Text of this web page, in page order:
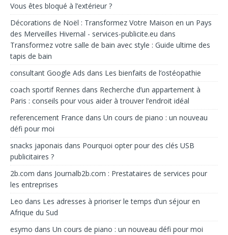
Vous êtes bloqué à l’extérieur ?
Décorations de Noël : Transformez Votre Maison en un Pays
des Merveilles Hivernal - services-publicite.eu dans
Transformez votre salle de bain avec style : Guide ultime des
tapis de bain
consultant Google Ads dans Les bienfaits de l’ostéopathie
coach sportif Rennes dans Recherche d’un appartement à
Paris : conseils pour vous aider à trouver l’endroit idéal
referencement France dans Un cours de piano : un nouveau
défi pour moi
snacks japonais dans Pourquoi opter pour des clés USB
publicitaires ?
2b.com dans Journalb2b.com : Prestataires de services pour
les entreprises
Leo dans Les adresses à prioriser le temps d’un séjour en
Afrique du Sud
esymo dans Un cours de piano : un nouveau défi pour moi